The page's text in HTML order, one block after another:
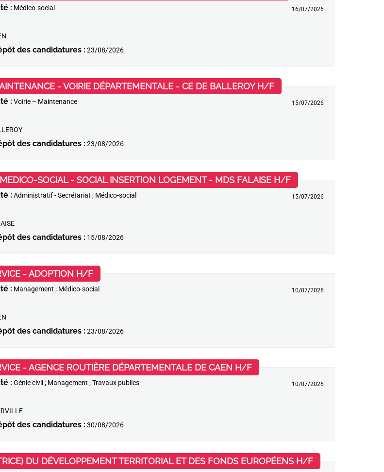
16/07/2026
: Médico-social
des candidatures : 23/08/2026
- VOIRIE DÉPARTEMENTALE - CE DE BALLEROY H/F(Nouvelle fenêtre)
15/07/2026
: Voirie – Maintenance
des candidatures : 23/08/2026
SOCIAL - SOCIAL INSERTION LOGEMENT - MDS FALAISE H/F(Nouvelle fenêtre)
15/07/2026
: Administratif - Secrétariat ; Médico-social
des candidatures : 15/08/2026
- ADOPTION H/F(Nouvelle fenêtre)
10/07/2026
: Management ; Médico-social
des candidatures : 23/08/2026
- AGENCE ROUTIÈRE DÉPARTEMENTALE DE CAEN H/F(Nouvelle fenêtre)
10/07/2026
: Génie civil ; Management ; Travaux publics
des candidatures : 30/08/2026
DU DÉVELOPPEMENT TERRITORIAL ET DES FONDS EUROPÉENS H/F(Nouvelle